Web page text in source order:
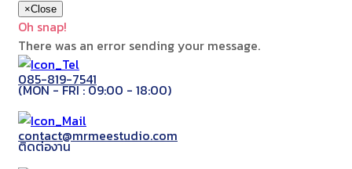
×Close
Oh snap!
There was an error sending your message.
085-819-7541
(MON - FRI : 09:00 - 18:00)
contact@mrmeestudio.com
ติดต่องาน